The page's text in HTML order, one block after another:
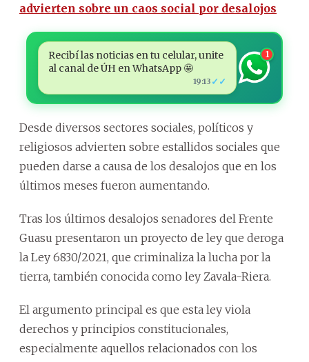
advierten sobre un caos social por desalojos
Recibí las noticias en tu celular, unite
al canal de ÚH en WhatsApp 🤩
19:13 ✓✓
1
Desde diversos sectores sociales, políticos y
religiosos advierten sobre estallidos sociales que
pueden darse a causa de los desalojos que en los
últimos meses fueron aumentando.
Tras los últimos desalojos senadores del Frente
Guasu presentaron un proyecto de ley que deroga
la Ley 6830/2021, que criminaliza la lucha por la
tierra, también conocida como ley Zavala-Riera.
El argumento principal es que esta ley viola
derechos y principios constitucionales,
especialmente aquellos relacionados con los